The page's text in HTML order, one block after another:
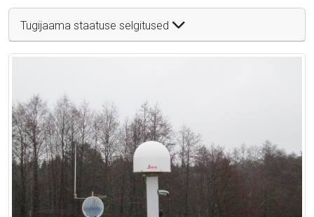
Tugijaama staatuse selgitused